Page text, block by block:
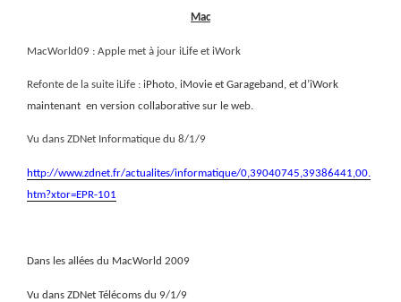
Mac
MacWorld09 : Apple met à jour iLife et iWork
Refonte de la suite iLife : iPhoto, iMovie et Garageband, et d’iWork
maintenant en version collaborative sur le web.
Vu dans ZDNet Informatique du 8/1/9
http://www.zdnet.fr/actualites/informatique/0,39040745,39386441,00.
htm?xtor=EPR-101
Dans les allées du MacWorld 2009
Vu dans ZDNet Télécoms du 9/1/9